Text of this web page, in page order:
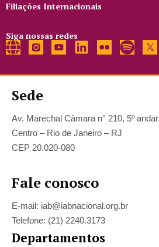
Filiações Internacionais
Siga nossas redes
Sede
Av. Marechal Câmara n° 210, 5º andar
Centro – Rio de Janeiro – RJ
CEP 20.020-080
Fale conosco
E-mail: iab@iabnacional.org.br
Telefone: (21) 2240.3173
Departamentos